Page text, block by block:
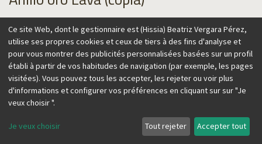
110,00€
Ajouter au panier
Anillo inspirado en la textura de la lava, recordando el origen
Ce site Web, dont le gestionnaire est (Hissia) Beatriz Vergara Pérez,
utilise ses propres cookies et ceux de tiers à des fins d'analyse et
pour vous montrer des publicités personnalisées basées sur un profil
établi à partir de vos habitudes de navigation (par exemple, les pages
visitées). Vous pouvez tous les accepter, les rejeter ou voir plus
d'informations et configurer vos préférences en cliquant sur sur "Je
veux choisir ".
Je veux choisir Tout rejeter Accepter tout